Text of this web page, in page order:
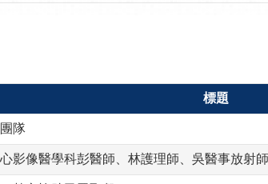
標題
隊
影像醫學科彭醫師、林護理師、吳醫事放射